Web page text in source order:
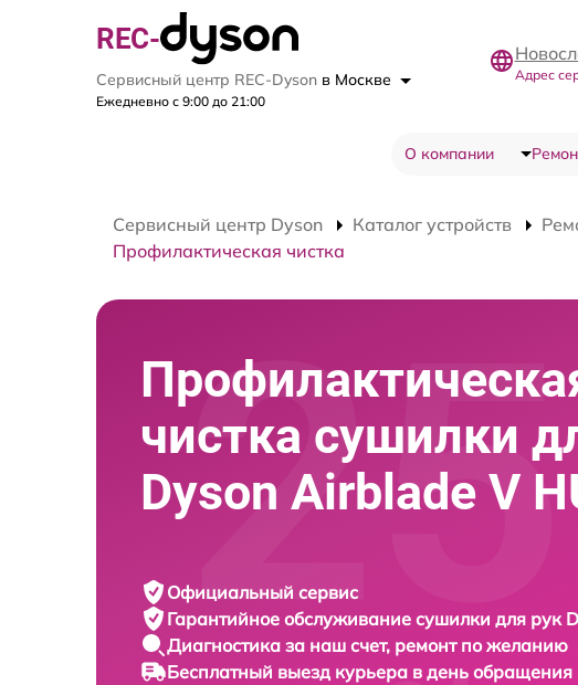
REC-
Сервисный центр REC-Dyson в Москве
Ежедневно с 9:00 до 21:00
Адрес
О компании
Сервисный центр Dyson Каталог устройств
Профилактическая чистка
чистка сушилки
Dyson Airblade V
Официальный сервис
Гарантийное обслуживание сушилки для рук
Диагностика за наш счет, ремонт по желанию
Бесплатный выезд курьера в день обращения